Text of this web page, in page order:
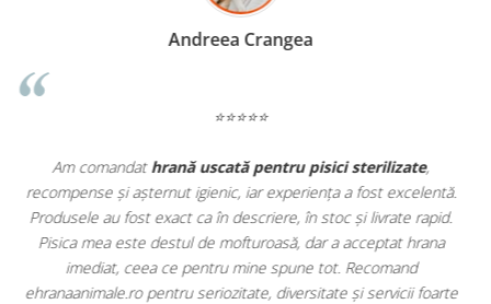
Madalina Stancea
⭐⭐⭐⭐⭐
Apreciez foarte mult faptul că peehranaanimale.rogăsesc nu
doar hrană, ci și produse dinfarmacia veterinară:
antiparazitare, suplimente și soluții de îngrijire. Este foarte
comod să pot comanda tot ce am nevoie pentru animalul meu
dintr-un singur loc. Livrarea a fost rapidă, iar produsele au fost
originale și în termen. Magazin serios, bine organizat și foarte util